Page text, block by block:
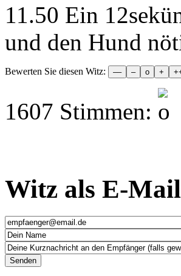
11.50 Ein
und den Hund
Bewerten Sie diesen Witz:
1607 Stimmen:
Witz als E-